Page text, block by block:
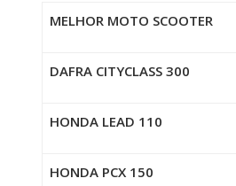
MELHOR MOTO SCOOTER
DAFRA CITYCLASS 300
HONDA LEAD 110
HONDA PCX 150